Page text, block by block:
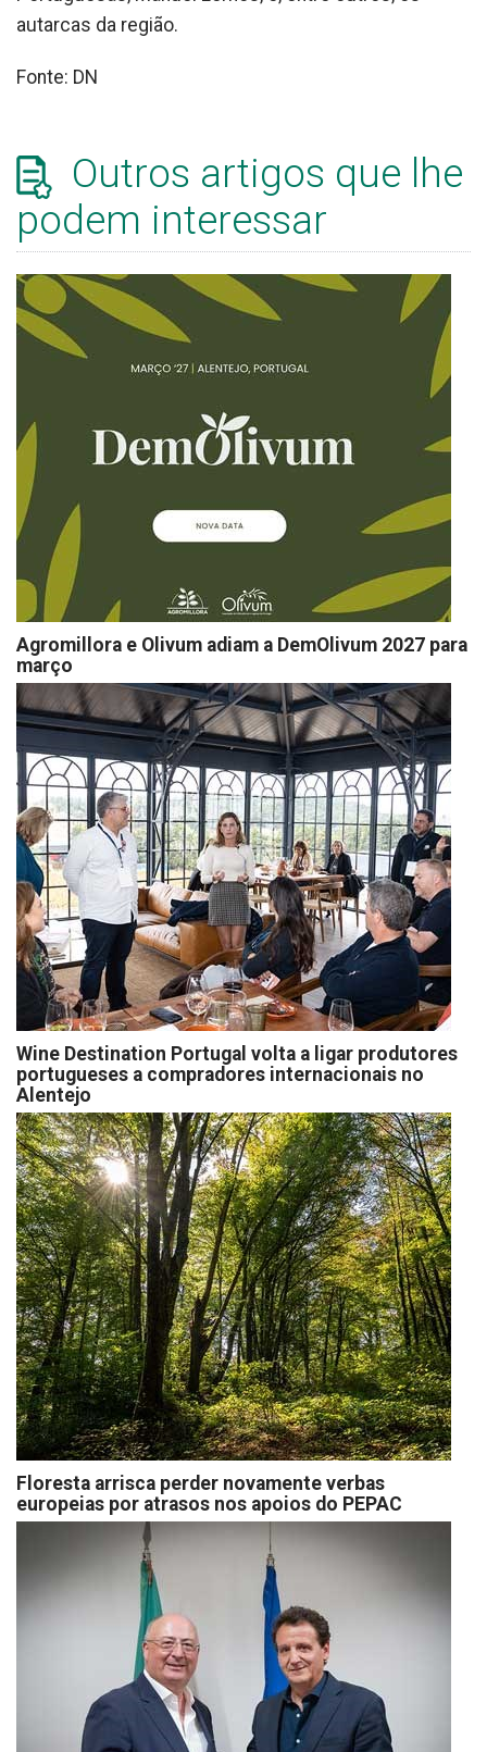
autarcas da região.
Fonte: DN
Outros artigos que lhe
podem interessar
Agromillora e Olivum adiam a DemOlivum 2027 para
março
Wine Destination Portugal volta a ligar produtores
portugueses a compradores internacionais no
Alentejo
Floresta arrisca perder novamente verbas
europeias por atrasos nos apoios do PEPAC